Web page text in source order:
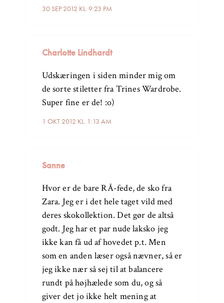
30 SEP 2012 KL. 9:23 PM
Charlotte Lindhardt
1 OKT 2012 KL. 1:13 AM
Udskæringen i siden minder mig om
de sorte stiletter fra Trines Wardrobe.
Super fine er de! :o)
Sanne
Hvor er de bare RÅ-fede, de sko fra
Zara. Jeg er i det hele taget vild med
deres skokollektion. Det gør de altså
godt. Jeg har et par nude laksko jeg
ikke kan få ud af hovedet p.t. Men
som en anden læser også nævner, så er
jeg ikke nær så sej til at balancere
rundt på højhælede som du, og så
giver det jo ikke helt mening at